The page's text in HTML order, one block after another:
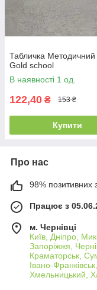
Табличка Методичний
Gold school
В наявності 1 од.
122,40 ₴ 153 ₴
Купити
Про нас
98% позитивних з
Працює з
м. Чернівці
Київ, Дніпро,
Запоріжжя,
Краматорськ,
Івано-
Хмельницький,